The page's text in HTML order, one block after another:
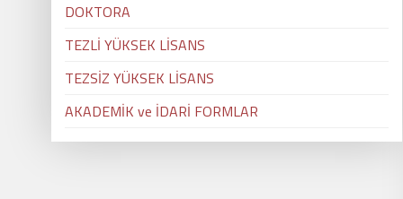
DOKTORA
TEZLİ YÜKSEK LİSANS
TEZSİZ YÜKSEK LİSANS
AKADEMİK ve İDARİ FORMLAR